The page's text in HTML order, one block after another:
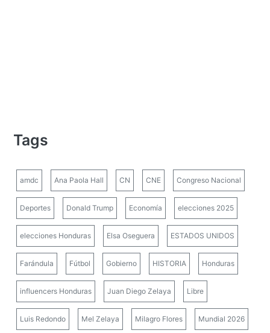
Tags
amdc Ana Paola Hall CN CNE Congreso Nacional
Deportes Donald Trump Economía elecciones 2025
elecciones Honduras Elsa Oseguera ESTADOS UNIDOS
Farándula Fútbol Gobierno HISTORIA Honduras
influencers Honduras Juan Diego Zelaya Libre
Luis Redondo Mel Zelaya Milagro Flores Mundial 2026